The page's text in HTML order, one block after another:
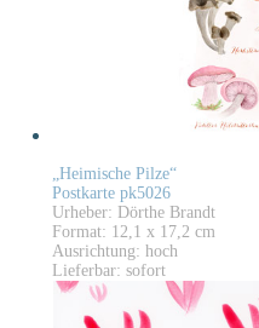
„Heimische Pilze“
Postkarte pk5026
Urheber: Dörthe Brandt
Format: 12,1 x 17,2 cm
Ausrichtung: hoch
Lieferbar: sofort